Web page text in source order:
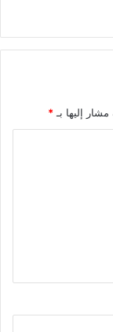
مشار إليها بـ *